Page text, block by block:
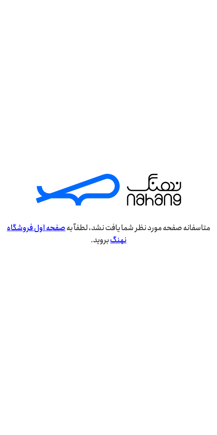
متاسفانه صفحه مورد نظر شما یافت نشد، لطفاً بهصفحه اول فروشگاه
نهنگبروید.